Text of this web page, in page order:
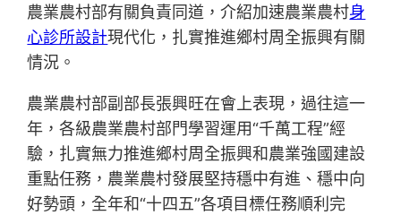
農業農村部有關負責同道，介紹加速農業農村身
心診所設計現代化，扎實推進鄉村周全振興有關
情況。
農業農村部副部長張興旺在會上表現，過往這一
年，各級農業農村部門學習運用“千萬工程”經
驗，扎實無力推進鄉村周全振興和農業強國建設
重點任務，農業農村發展堅持穩中有進、穩中向
好勢頭，全年和“十四五”各項目標任務順利完